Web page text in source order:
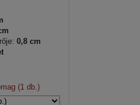
0,8 cm
(1 db.)